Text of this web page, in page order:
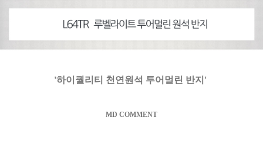
'하이퀄리티 천연원석 투어멀린 반지'
MD COMMENT